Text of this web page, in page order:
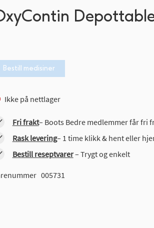
Bestill medisiner
Ikke på nettlager
Fri frakt– Boots Bedre medlemmer får fri
Rask levering– 1 time klikk & hent eller
Bestill reseptvarer– Trygt og enkelt
005731